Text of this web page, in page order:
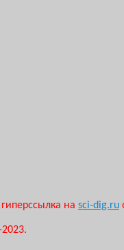
на sci-dig.ru